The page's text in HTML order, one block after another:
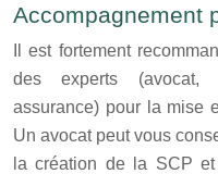
Accompagnement
Il est fortement
des experts (avocat,
assurance) pour la mise
Un avocat peut vous
la création de la SCP